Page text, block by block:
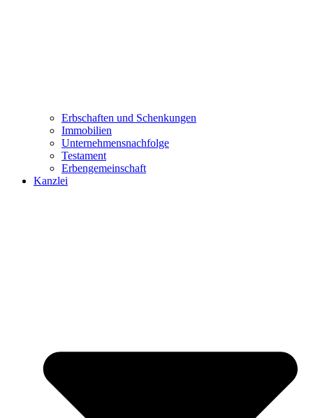
Erbschaften und Schenkungen
Immobilien
Unternehmensnachfolge
Testament
Erbengemeinschaft
Kanzlei